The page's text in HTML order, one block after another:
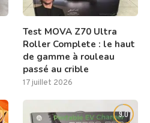
Test MOVA Z70 Ultra
Roller Complete : le haut
de gamme à rouleau
passé au crible
17 juillet 2026
9.0